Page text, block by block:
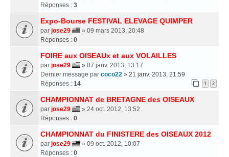
Réponses : 3
Expo-Bourse FESTIVAL ELEVAGE QUIMPER
par jose29
» 09 mars 2013, 20:48
Réponses : 0
FOIRE aux OISEAUx et aux VOLAILLES
par jose29
» 07 janv. 2013, 13:17
Dernier message par coco22 » 21 janv. 2013, 21:59
Réponses : 14 1 2
CHAMPIONNAT de BRETAGNE des OISEAUX
par jose29
» 24 oct. 2012, 13:52
Réponses : 0
CHAMPIONNAT du FINISTERE des OISEAUX 2012
par jose29
» 09 oct. 2012, 10:07
Réponses : 0